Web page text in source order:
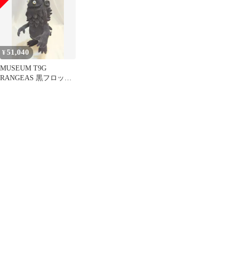
¥51,040
MUSEUM T9G
RANGEAS 黒フロッキ